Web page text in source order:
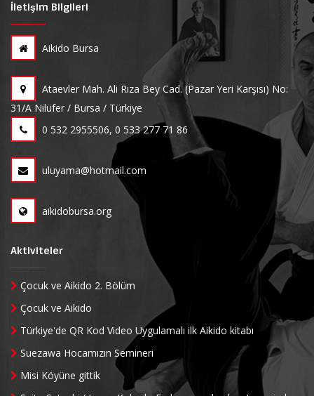
İletişim Bilgileri
Aikido Bursa
Ataevler Mah. Ali Rıza Bey Cad. (Pazar Yeri Karşısı) No:
31/A Nilüfer / Bursa / Türkiye
0 532 2955506, 0 533 277 71 86
uluyama@hotmail.com
aikidobursa.org
Aktiviteler
Çocuk ve Aikido 2. Bölüm
Çocuk ve Aikido
Türkiye'de QR Kod Video Uygulamalı ilk Aikido kitabı
Suezawa Hocamızın Semineri
Misi Köyüne gittik